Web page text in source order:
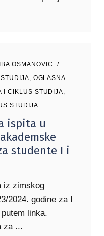
OSMANOVIC
STUDIJA, OGLASNA
I CIKLUS STUDIJA,
STUDIJA
ispita u
studente I i
iz zimskog
2024. godine za I
linka.
za